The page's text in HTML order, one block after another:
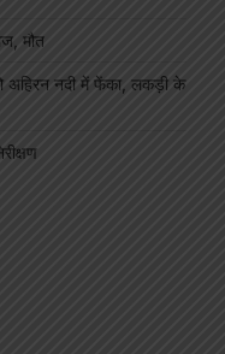
मौत
अहिरन नदी में फेंका, लकड़ी के